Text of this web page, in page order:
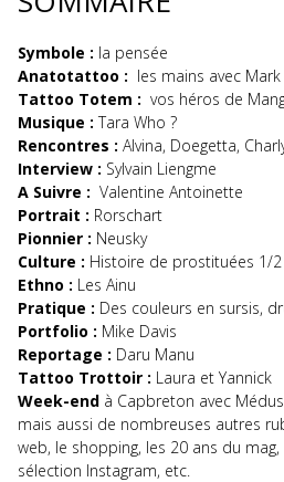
Symbole : la pensée
Anatotattoo : les mains avec
Tattoo Totem : vos héros de
Musique :Tara Who ?
Rencontres : Alvina, Doegetta,
Interview : Sylvain Liengme
A Suivre : Valentine Antoinette
Portrait : Rorschart
Pionnier : Neusky
Culture : Histoire de prostituées 1/2
Ethno : Les Ainu
Pratique : Des couleurs en sursis,
Portfolio : Mike Davis
Reportage : Daru Manu
Tattoo Trottoir : Laura et Yannick
Week-end à Capbreton avec
mais aussi de nombreuses autres
web, le shopping, les 20 ans du
sélection Instagram, etc.